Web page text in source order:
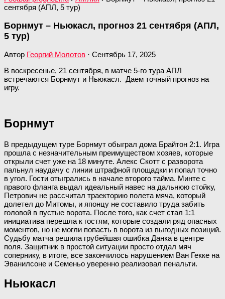
сентября (АПЛ, 5 тур)
Борнмут – Ньюкасл, прогноз 21 сентября (АПЛ,
5 тур)
Автор Георгий Молотов · Сентябрь 17, 2025
В воскресенье, 21 сентября, в матче 5-го тура АПЛ
встречаются Борнмут и Ньюкасл. Даем точный прогноз на
игру.
Борнмут
В предыдущем туре Борнмут обыграл дома Брайтон 2:1. Игра
прошла с незначительным преимуществом хозяев, которые
открыли счет уже на 18 минуте. Алекс Скотт с разворота
пальнул наудачу с линии штрафной площадки и попал точно
в угол. Гости отыгрались в начале второго тайма. Минте с
правого фланга выдал идеальный навес на дальнюю стойку,
Петрович не рассчитал траекторию полета мяча, который
долетел до Митомы, и японцу не составило труда забить
головой в пустые ворота. После того, как счет стал 1:1
инициатива перешла к гостям, которые создали ряд опасных
моментов, но не могли попасть в ворота из выгодных позиций.
Судьбу матча решила грубейшая ошибка Данка в центре
поля. Защитник в простой ситуации просто отдал мяч
сопернику, в итоге, все закончилось нарушением Ван Гекке на
Эванилсоне и Семеньо уверенно реализовал пенальти.
Ньюкасл